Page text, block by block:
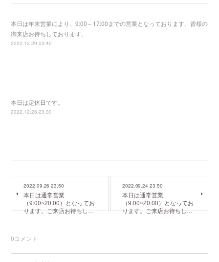
本日は年末営業により、9:00～17:00までの営業となっております。皆様の
御来店お待ちしております。
2022.12.29 23:40
本日は定休日です。
2022.12.28 23:30
2022.09.26 23:50
本日は通常営業
（9:00~20:00）となってお
ります。ご来店お待ちし…
2022.09.24 23:50
本日は通常営業
（9:00~20:00）となってお
ります。ご来店お待ちし…
0コメント